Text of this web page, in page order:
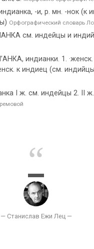
-и, р. мн. -нок (к
Орфографический словарь
см. индейцы и
индианки. 1.
к индиец (см.
I ж. см. индейцы 2. II